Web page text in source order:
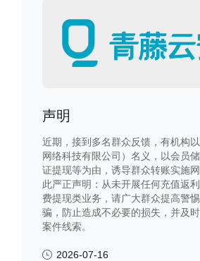
声明
近期，接到多名群众反馈，有机构
网络科技有限公司）名义，以会员
证提现等为由，诱导群众转账实施
此严正声明：从未开展任何充值返
费提现类业务，请广大群众提高警
骗，防止造成不必要的损失，并及
案件线索。
2026-07-16